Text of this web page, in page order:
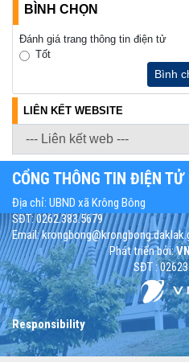
BÌNH CHỌN
Đánh giá trang thông tin điện tử
Tốt
Bình
LIÊN KẾT WEBSITE
CỔNG THÔNG TIN ĐIỆN
Địa chỉ: UBND xã Krông Bông
SĐT: 0262.383.5679
Email:
Phát triển bởi:
SĐT :
Responsibility